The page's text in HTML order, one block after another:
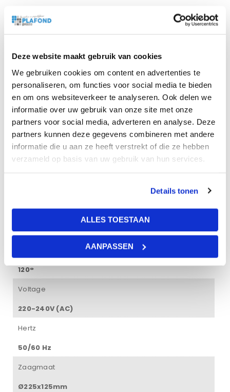
Deze website maakt gebruik van cookies
We gebruiken cookies om content en advertenties te
personaliseren, om functies voor social media te bieden
en om ons websiteverkeer te analyseren. Ook delen we
informatie over uw gebruik van onze site met onze
partners voor social media, adverteren en analyse. Deze
partners kunnen deze gegevens combineren met andere
informatie die u aan ze heeft verstrekt of die ze hebben
verzameld op basis van uw gebruik van hun services.
Details tonen
ALLES TOESTAAN
AANPASSEN
Kantelbare downlight met een gradenbundel van 120°
waarmee grote oppervlakken en ruimtes verlicht kunnen
een IP40-waarde geschikt voor elke droge ruimte. Wordt
geleverd inclusief driver, 1,5m kabel en eurostekker. De
downlight is afgewerkt met een mat witte frame.
Afmeting: 240x150x60
Lumen per Watt
90 lm/W
Kleur
4000K – daglicht wit
120°
Voltage
220-240V (AC)
Hertz
50/60 Hz
Zaagmaat
Ø225x125mm